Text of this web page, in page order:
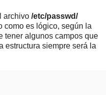
archivo /etc/passwd/
como es lógico, según la
tener algunos campos que
estructura siempre será la